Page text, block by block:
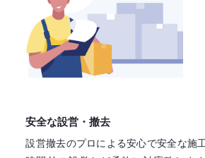
安全な設営・撤去
設営撤去のプロによる安心で安全な施